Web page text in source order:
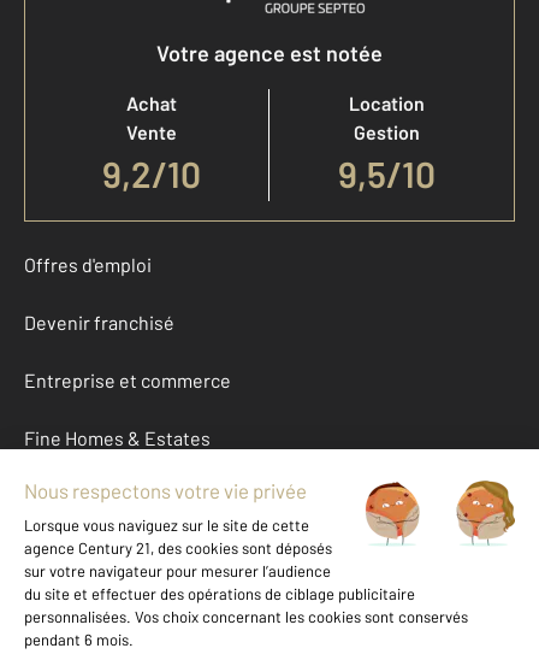
Votre agence est notée
Achat
Vente
9,2/10
Location
Gestion
9,5/10
Offres d'emploi
Devenir franchisé
Entreprise et commerce
Fine Homes & Estates
À propos
International
Nous contacter